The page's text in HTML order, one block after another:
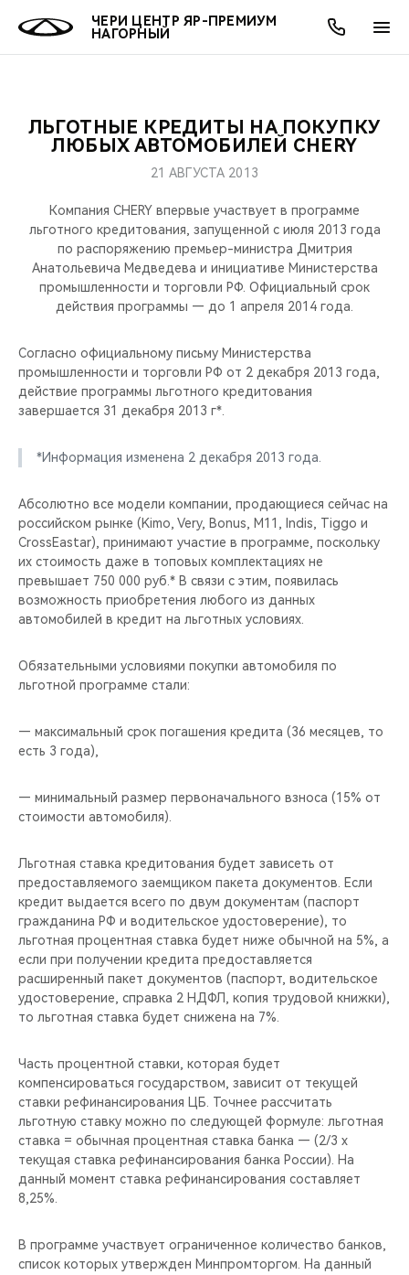
ЧЕРИ ЦЕНТР ЯР-ПРЕМИУМ
НАГОРНЫЙ
МОДЕЛИ
КРОССОВЕРЫ
СЕДАНЫ
НОВИНКИ
ПОКУПАТЕЛЯМ
КРЕДИТ И СТРАХОВАНИЕ
ВЛАДЕЛЬЦАМ
ЗАПЧАСТИ И АКСЕССУАРЫ
ПОДДЕРЖКА
МИР CHERY
О БРЕНДЕ
CHERY В СОЦСЕТЯХ
CHERY REMOTE
CHERY И СПОРТ
НАШИ МЕРОПРИЯТИЯ
ВИДЕООБЗОРЫ
CHERY ДЛЯ ДЕТЕЙ
АКЦИИ
ОНЛАЙН СЕРВИСЫ
КРЕДИТ
О КОМПАНИИ
МЫ В СОЦСЕТЯХ
ЛЬГОТНЫЕ КРЕДИТЫ НА ПОКУПКУ
ЛЮБЫХ АВТОМОБИЛЕЙ CHERY
21 АВГУСТА 2013
Компания CHERY впервые участвует в программе
льготного кредитования, запущенной с июля 2013 года
по распоряжению премьер-министра Дмитрия
Анатольевича Медведева и инициативе Министерства
промышленности и торговли РФ. Официальный срок
действия программы — до 1 апреля 2014 года.
Согласно официальному письму Министерства
промышленности и торговли РФ от 2 декабря 2013 года,
действие программы льготного кредитования
завершается 31 декабря 2013 г*.
*Информация изменена 2 декабря 2013 года.
Абсолютно все модели компании, продающиеся сейчас на
российском рынке (Kimo, Very, Bonus, M11, Indis, Tiggo и
CrossEastar), принимают участие в программе, поскольку
их стоимость даже в топовых комплектациях не
превышает 750 000 руб.* В связи с этим, появилась
возможность приобретения любого из данных
автомобилей в кредит на льготных условиях.
Обязательными условиями покупки автомобиля по
льготной программе стали:
— максимальный срок погашения кредита (36 месяцев, то
есть 3 года),
— минимальный размер первоначального взноса (15% от
стоимости автомобиля).
Льготная ставка кредитования будет зависеть от
предоставляемого заемщиком пакета документов. Если
кредит выдается всего по двум документам (паспорт
гражданина РФ и водительское удостоверение), то
льготная процентная ставка будет ниже обычной на 5%, а
если при получении кредита предоставляется
расширенный пакет документов (паспорт, водительское
удостоверение, справка 2 НДФЛ, копия трудовой книжки),
то льготная ставка будет снижена на 7%.
Часть процентной ставки, которая будет
компенсироваться государством, зависит от текущей
ставки рефинансирования ЦБ. Точнее рассчитать
льготную ставку можно по следующей формуле: льготная
ставка = обычная процентная ставка банка — (2/3 x
текущая ставка рефинансирования банка России). На
данный момент ставка рефинансирования составляет
8,25%.
В программе участвует ограниченное количество банков,
список которых утвержден Минпромторгом. На данный